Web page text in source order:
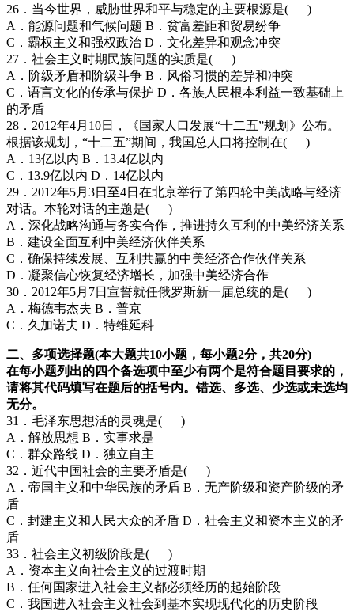
26．当今世界，威胁世界和平与稳定的主要根源是( )
A．能源问题和气候问题 B．贫富差距和贸易纷争
C．霸权主义和强权政治 D．文化差异和观念冲突
27．社会主义时期民族问题的实质是( )
A．阶级矛盾和阶级斗争 B．风俗习惯的差异和冲突
C．语言文化的传承与保护 D．各族人民根本利益一致基础上
的矛盾
28．2012年4月10日，《国家人口发展“十二五”规划》公布。
根据该规划，“十二五”期间，我国总人口将控制在( )
A．13亿以内 B．13.4亿以内
C．13.9亿以内 D．14亿以内
29．2012年5月3日至4日在北京举行了第四轮中美战略与经济
对话。本轮对话的主题是( )
A．深化战略沟通与务实合作，推进持久互利的中美经济关系
B．建设全面互利中美经济伙伴关系
C．确保持续发展、互利共赢的中美经济合作伙伴关系
D．凝聚信心恢复经济增长，加强中美经济合作
30．2012年5月7日宣誓就任俄罗斯新一届总统的是( )
A．梅德韦杰夫 B．普京
C．久加诺夫 D．特维延科
二、多项选择题(本大题共10小题，每小题2分，共20分)
在每小题列出的四个备选项中至少有两个是符合题目要求的，
请将其代码填写在题后的括号内。错选、多选、少选或未选均
无分。
31．毛泽东思想活的灵魂是( )
A．解放思想 B．实事求是
C．群众路线 D．独立自主
32．近代中国社会的主要矛盾是( )
A．帝国主义和中华民族的矛盾 B．无产阶级和资产阶级的矛
盾
C．封建主义和人民大众的矛盾 D．社会主义和资本主义的矛
盾
33．社会主义初级阶段是( )
A．资本主义向社会主义的过渡时期
B．任何国家进入社会主义都必须经历的起始阶段
C．我国进入社会主义社会到基本实现现代化的历史阶段